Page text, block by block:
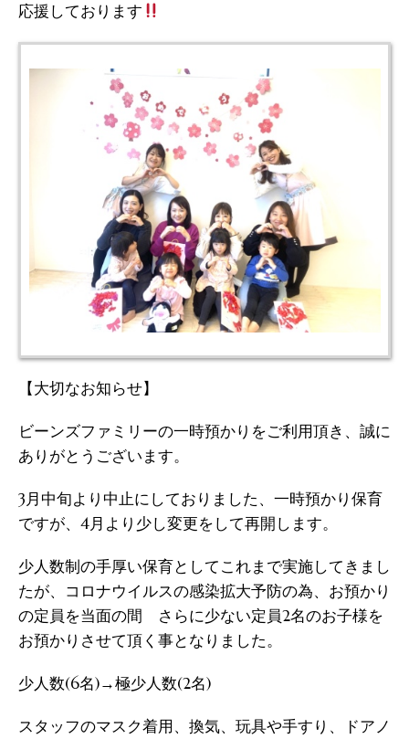
応援しております
【大切なお知らせ】
ビーンズファミリーの一時預かりをご利用頂き、誠に
ありがとうございます。
3月中旬より中止にしておりました、一時預かり保育
ですが、4月より少し変更をして再開します。
少人数制の手厚い保育としてこれまで実施してきまし
たが、コロナウイルスの感染拡大予防の為、お預かり
の定員を当面の間 さらに少ない定員2名のお子様を
お預かりさせて頂く事となりました。
少人数(6名)→極少人数(2名)
スタッフのマスク着用、換気、玩具や手すり、ドアノ